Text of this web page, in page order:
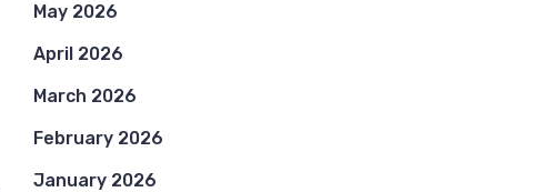
May 2026
April 2026
March 2026
February 2026
January 2026